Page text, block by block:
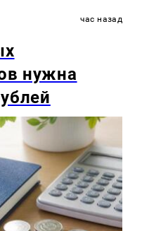
час назад
нужна